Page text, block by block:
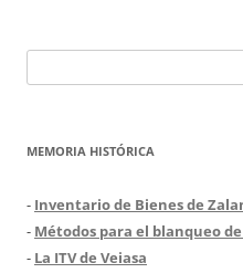
MEMORIA HISTÓRICA
- Inventario de Bienes de
- Métodos para el blanqueo
- La ITV de Veiasa